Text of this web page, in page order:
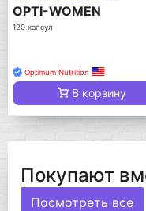
OPTI-WOMEN
120 капсул
Optimum Nutrition
В корзину
Покупают
Посмотреть все